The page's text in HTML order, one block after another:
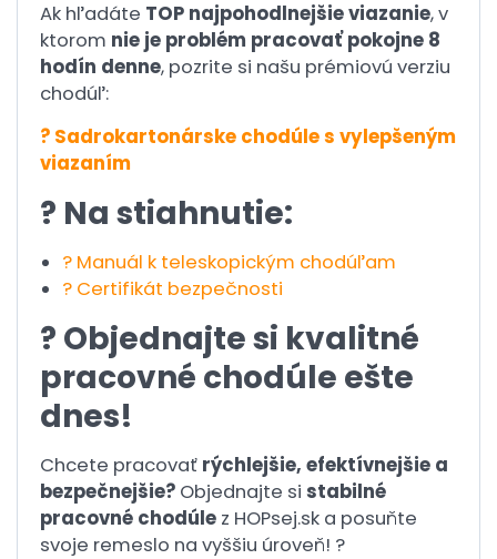
Ak hľadáte TOP najpohodlnejšie viazanie, v
ktorom nie je problém pracovať pokojne 8
hodín denne, pozrite si našu prémiovú verziu
chodúľ:
? Sadrokartonárske chodúle s vylepšeným
viazaním
? Na stiahnutie:
? Manuál k teleskopickým chodúľam
? Certifikát bezpečnosti
? Objednajte si kvalitné
pracovné chodúle ešte
dnes!
Chcete pracovať rýchlejšie, efektívnejšie a
bezpečnejšie? Objednajte si stabilné
pracovné chodúle z HOPsej.sk a posuňte
svoje remeslo na vyššiu úroveň! ?